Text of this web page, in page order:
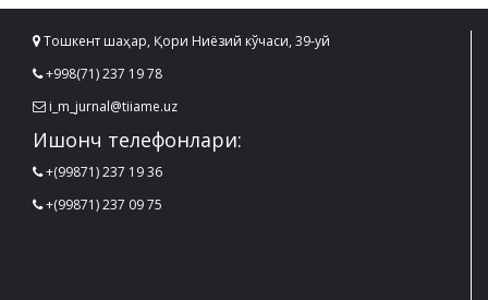
Тошкент шаҳар, Қори Ниёзий кўчаси, 39-уй
+998(71) 237 19 78
i_m_jurnal@tiiame.uz
Ишонч телефонлари:
+(99871) 237 19 36
+(99871) 237 09 75